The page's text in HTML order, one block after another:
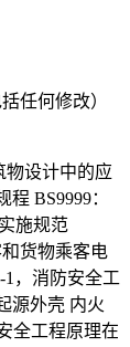
任何修改）
物设计中的应
BS9999：
施规范
货物乘客电
1，消防安全工
源外壳 内火
全工程原理在